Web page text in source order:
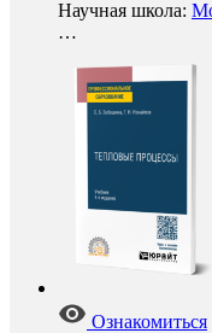
Научная школа:
…
Ознакомиться